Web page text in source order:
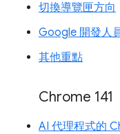
切換導覽匣方向
Google 開發人
其他重點
Chrome 141
AI 代理程式的